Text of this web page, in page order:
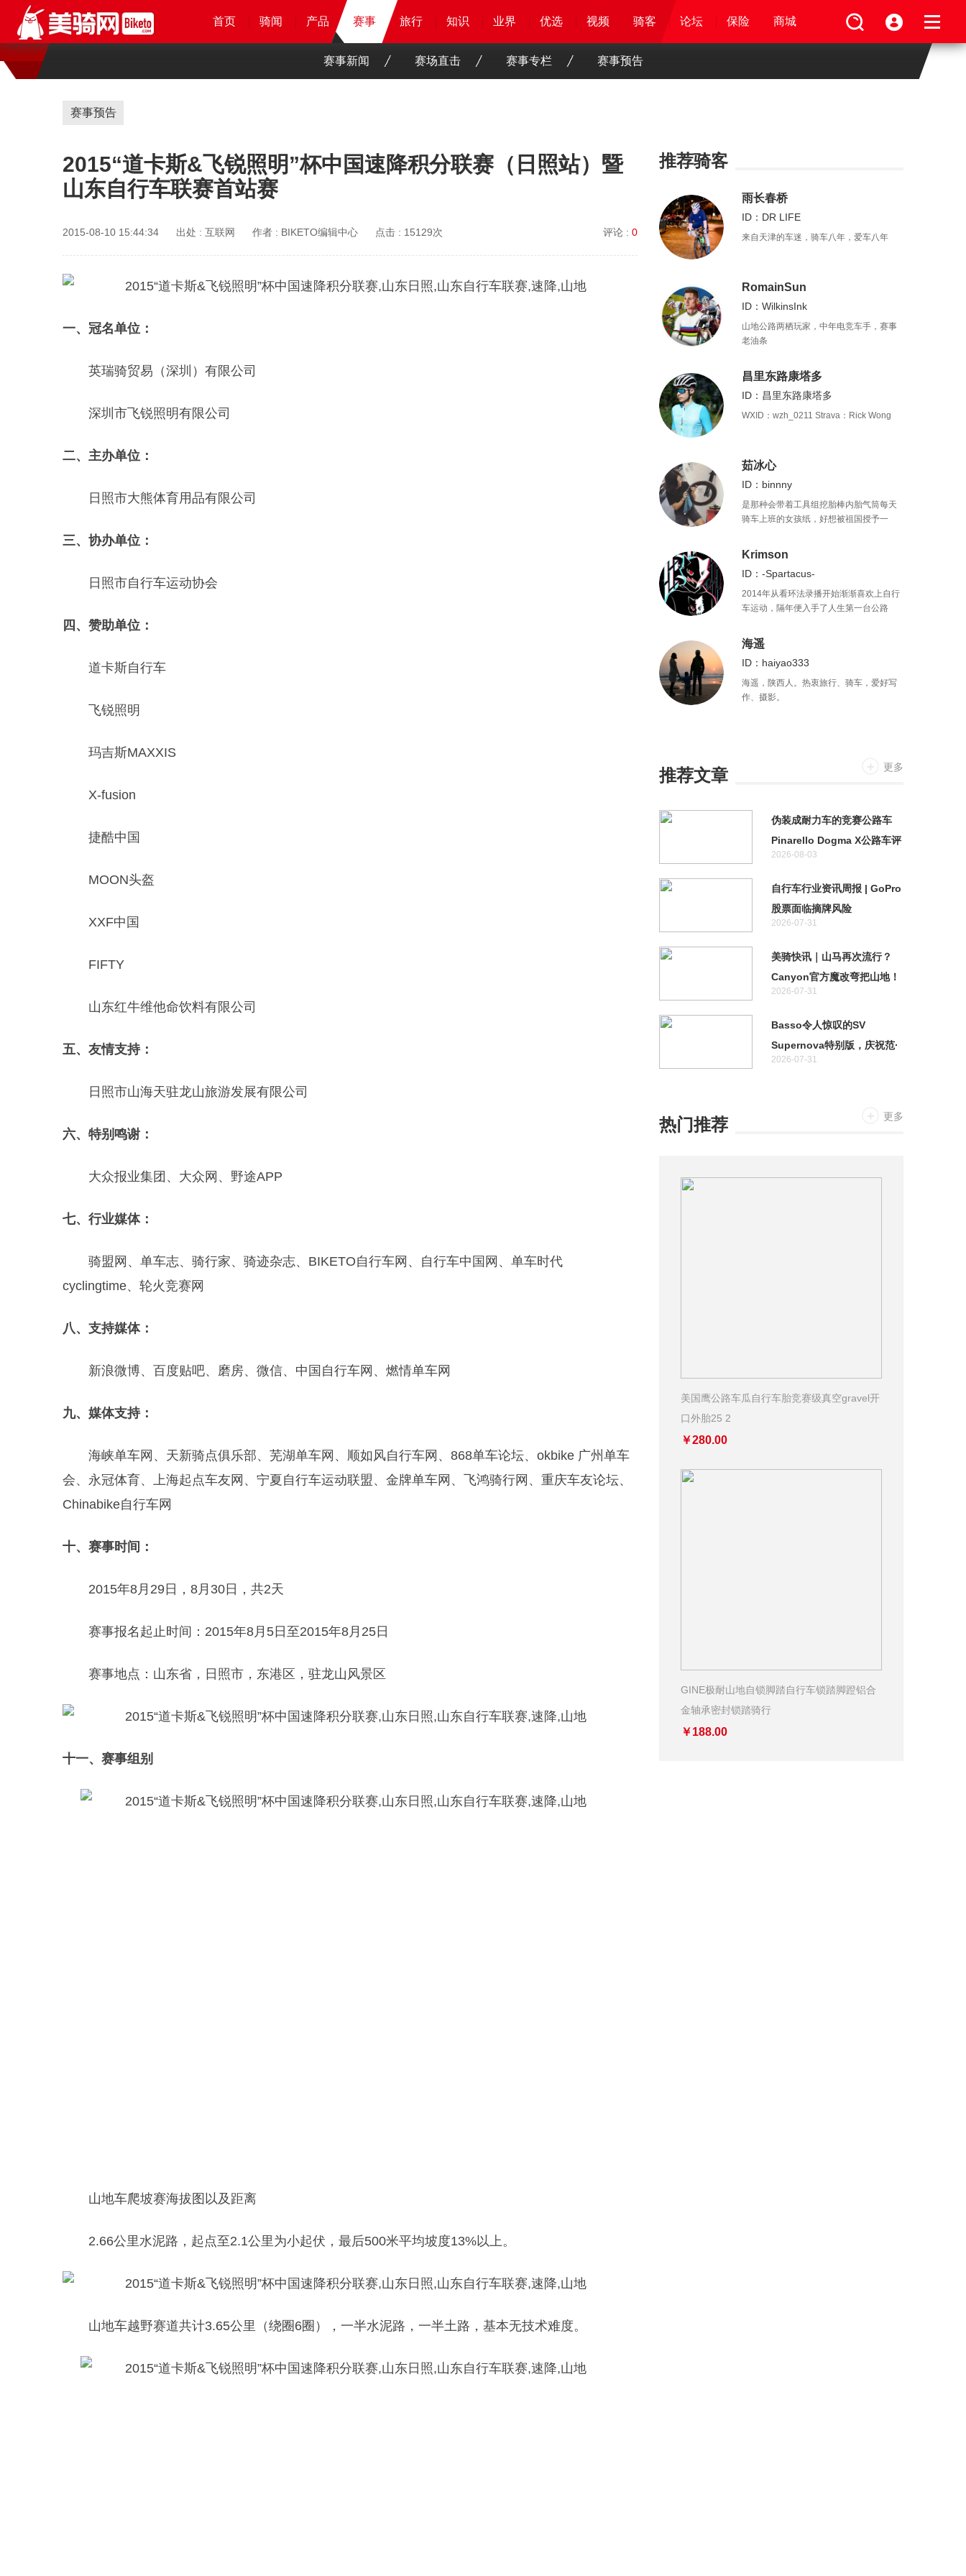
首页 骑闻 旅行 知识 业界 优选 骑客 论坛 保险 商城
首页 骑闻 产品 赛事 旅行 知识 业界 优选 骑客 视频 论坛 保险 商城
首页 骑闻 产品 赛事 旅行 知识 业界 优选 视频 骑客 论坛 保险 商城
首页 骑闻 产品 赛事 旅行 知识 业界 优选 视频 骑客 论坛 保险 商城
赛事新闻 赛场直击 赛事专栏 赛事预告
赛事预告
2015“道卡斯&飞锐照明”杯中国速降积分联赛（日照站）暨
山东自行车联赛首站赛
2015-08-10 15:44:34 出处 : 互联网 作者 : BIKETO编辑中心 点击 : 15129次 评论 : 0
一、冠名单位：
英瑞骑贸易（深圳）有限公司
深圳市飞锐照明有限公司
二、主办单位：
日照市大熊体育用品有限公司
三、协办单位：
日照市自行车运动协会
四、赞助单位：
道卡斯自行车
飞锐照明
玛吉斯MAXXIS
X-fusion
捷酷中国
MOON头盔
XXF中国
FIFTY
山东红牛维他命饮料有限公司
五、友情支持：
日照市山海天驻龙山旅游发展有限公司
六、特别鸣谢：
大众报业集团、大众网、野途APP
七、行业媒体：
骑盟网、单车志、骑行家、骑迹杂志、BIKETO自行车网、自行车中国网、单车时代
cyclingtime、轮火竞赛网
八、支持媒体：
新浪微博、百度贴吧、磨房、微信、中国自行车网、燃情单车网
九、媒体支持：
海峡单车网、天新骑点俱乐部、芜湖单车网、顺如风自行车网、868单车论坛、okbike 广州单车
会、永冠体育、上海起点车友网、宁夏自行车运动联盟、金牌单车网、飞鸿骑行网、重庆车友论坛、
Chinabike自行车网
十、赛事时间：
2015年8月29日，8月30日，共2天
赛事报名起止时间：2015年8月5日至2015年8月25日
赛事地点：山东省，日照市，东港区，驻龙山风景区
十一、赛事组别
山地车爬坡赛海拔图以及距离
2.66公里水泥路，起点至2.1公里为小起伏，最后500米平均坡度13%以上。
山地车越野赛道共计3.65公里（绕圈6圈），一半水泥路，一半土路，基本无技术难度。
推荐骑客
雨长春桥
ID：DR LIFE
来自天津的车迷，骑车八年，爱车八年
RomainSun
ID：WilkinsInk
山地公路两栖玩家，中年电竞车手，赛事
老油条
昌里东路康塔多
ID：昌里东路康塔多
WXID：wzh_0211 Strava：Rick Wong
茹冰心
ID：binnny
是那种会带着工具组挖胎棒内胎气筒每天
骑车上班的女孩纸，好想被祖国授予一
个时常来不及更的公众号“刷街走啊
关注我。
Krimson
ID：-Spartacus-
2014年从看环法录播开始渐渐喜欢上自行
车运动，隔年便入手了人生第一台公路
友。虽然心知不能成为一名车手，但还是
会努力做一条不会在“休闲骑”中被随意拉爆
的咸鱼。
海遥
ID：haiyao333
海遥，陕西人。热衷旅行、骑车，爱好写
作、摄影。
推荐文章 更多
伪装成耐力车的竞赛公路车
Pinarello Dogma X公路车评
测
2026-08-03
自行车行业资讯周报 | GoPro
股票面临摘牌风险
2026-07-31
美骑快讯｜山马再次流行？
Canyon官方魔改弯把山地！
特斯拉首款两轮车居然不是电
2026-07-31
Basso令人惊叹的SV
Supernova特别版，庆祝范·
阿维马特奥运金牌十周年
2026-07-31
热门推荐 更多
美国鹰公路车瓜自行车胎竞赛级真空gravel开
口外胎25 2
￥280.00
GINE极耐山地自锁脚踏自行车锁踏脚蹬铝合
金轴承密封锁踏骑行
￥188.00